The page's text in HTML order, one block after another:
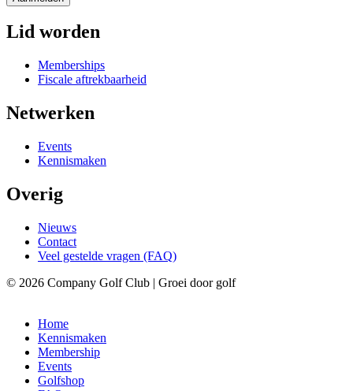
Lid worden
Memberships
Fiscale aftrekbaarheid
Netwerken
Events
Kennismaken
Overig
Nieuws
Contact
Veel gestelde vragen (FAQ)
© 2026 Company Golf Club | Groei door golf
Home
Kennismaken
Membership
Events
Golfshop